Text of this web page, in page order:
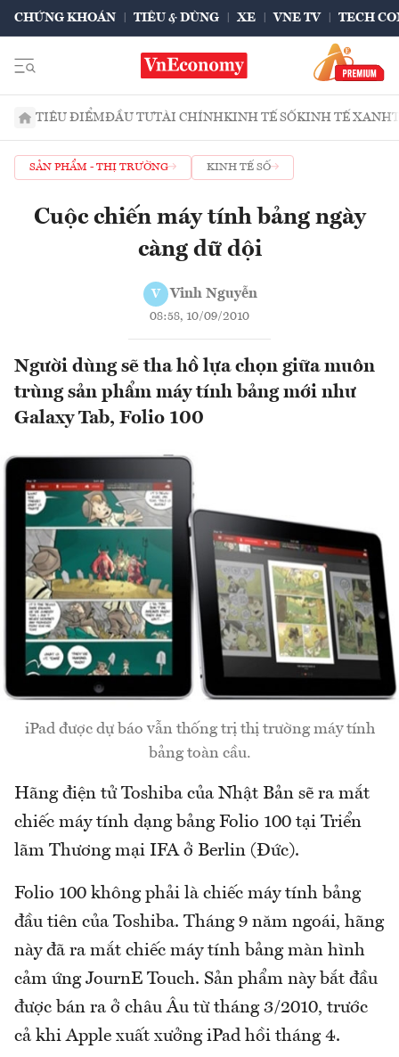
CHỨNG KHOÁN TIÊU & DÙNG XE VNE TV TECH
TIÊU ĐIỂMĐẦU TƯTÀI CHÍNHKINH TẾ SỐKINH TẾ XANH
SẢN PHẨM - THỊ TRƯỜNG KINH TẾ SỐ
Cuộc chiến máy tính bảng ngày
càng dữ dội
V Vinh Nguyễn
08:58, 10/09/2010
Người dùng sẽ tha hồ lựa chọn giữa muôn
trùng sản phẩm máy tính bảng mới như
Galaxy Tab, Folio 100
iPad được dự báo vẫn thống trị thị trường máy tính
bảng toàn cầu.
Hãng điện tử Toshiba của Nhật Bản sẽ ra mắt
chiếc máy tính dạng bảng Folio 100 tại Triển
lãm Thương mại IFA ở Berlin (Đức).
Folio 100 không phải là chiếc máy tính bảng
đầu tiên của Toshiba. Tháng 9 năm ngoái, hãng
này đã ra mắt chiếc máy tính bảng màn hình
cảm ứng JournE Touch. Sản phẩm này bắt đầu
được bán ra ở châu Âu từ tháng 3/2010, trước
cả khi Apple xuất xưởng iPad hồi tháng 4.